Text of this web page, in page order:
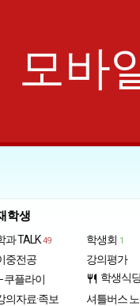
모바
학생
과 TALK 49
중전공
쿠플라이
의자료·족보
학생회 1
강의평가
restaurant 학생식
셔틀버스